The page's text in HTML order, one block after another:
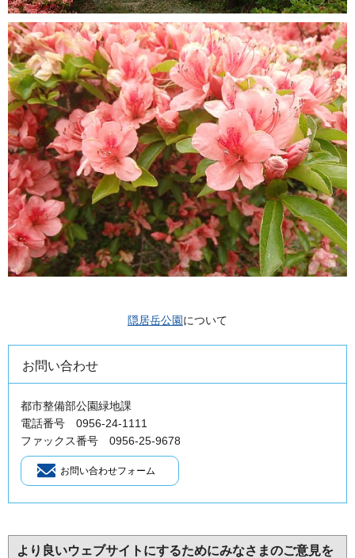
隠居岳公園について
お問い合わせ
都市整備部公園緑地課
電話番号 0956-24-1111
ファックス番号 0956-25-9678
より良いウェブサイトにするためにみなさまのご意見を